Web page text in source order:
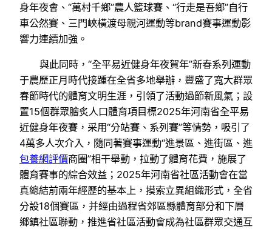
身年夜會、“萬村千鄉”農人籃球賽、“行走是吾鄉”自行
車公然賽、三門峽橫渡母親河運動等brand賽事運動影
響力連續加強。
與此同時，“全平易近健身年夜賀年”新春系列運動
于農歷正月時代接踵在全省多地舉辦，豐盛了寬大群眾
春節時代的體育文明生涯，引領了活動過節新風氣；設
置15個群眾膾炙人口體育項目標2025年河南省全平易
近健身年夜賽，采用“分站賽、系列賽”等情勢，吸引了
4萬多人次介入，隨同著賽事運動“進景區、進街區、進
包養網評價商圈”相干舉動，拉動了體育花費，施展了
體育賽事的綜合效益；2025年河南省社區活動會在當
真總結前兩年經歷的基本上，摸索立異組織形式，全省
分設18個賽區，并經由過程省郊區縣體育部分和下層
鄉鎮社區聯動，推進省社區活動會成為社區群眾交通互